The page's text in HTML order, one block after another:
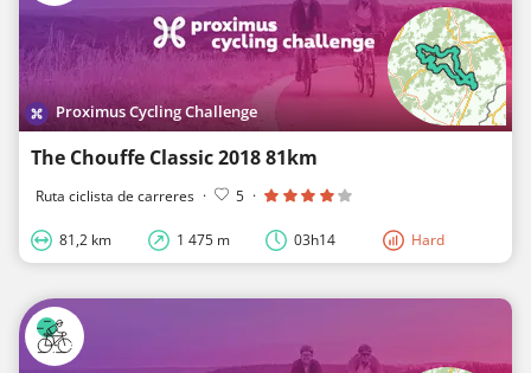
Proximus Cycling Challenge
The Chouffe Classic 2018 81km
Ruta ciclista de carreres · 5 ·
81,2 km 1 475 m 03h14 Hard